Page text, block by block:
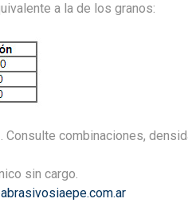
a la de los granos:
combinaciones,
sin cargo.